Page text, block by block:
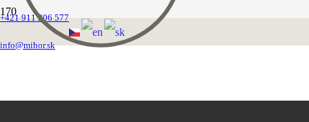
+421 911 206 577
info@mihor.sk
Domovská stránka
Softshellove